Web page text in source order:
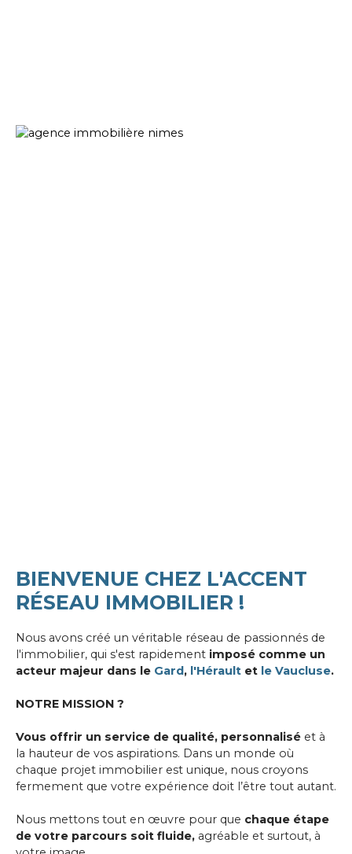
BIENVENUE CHEZ L'ACCENT
RÉSEAU IMMOBILIER !
Nous avons créé un véritable réseau de passionnés de
l'immobilier, qui s'est rapidement imposé comme un
acteur majeur dans le Gard, l'Hérault et le Vaucluse.
NOTRE MISSION ?
Vous offrir un service de qualité, personnalisé et à
la hauteur de vos aspirations. Dans un monde où
chaque projet immobilier est unique, nous croyons
fermement que votre expérience doit l’être tout autant.
Nous mettons tout en œuvre pour que chaque étape
de votre parcours soit fluide, agréable et surtout, à